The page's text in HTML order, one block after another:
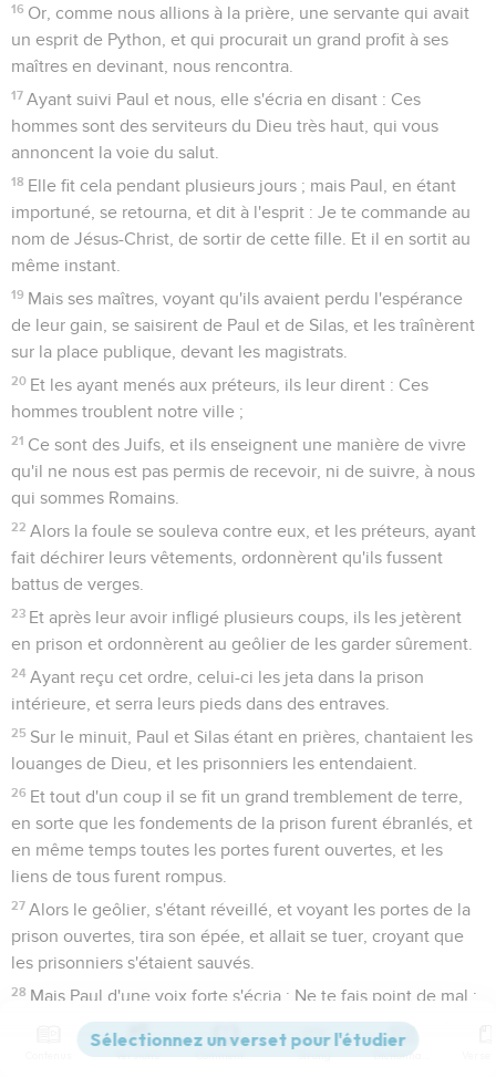
16 Or, comme nous allions à la prière, une servante qui avait
un esprit de Python, et qui procurait un grand profit à ses
maîtres en devinant, nous rencontra.
17 Ayant suivi Paul et nous, elle s'écria en disant : Ces
hommes sont des serviteurs du Dieu très haut, qui vous
annoncent la voie du salut.
18 Elle fit cela pendant plusieurs jours ; mais Paul, en étant
importuné, se retourna, et dit à l'esprit : Je te commande au
nom de Jésus-Christ, de sortir de cette fille. Et il en sortit au
même instant.
19 Mais ses maîtres, voyant qu'ils avaient perdu l'espérance
de leur gain, se saisirent de Paul et de Silas, et les traînèrent
sur la place publique, devant les magistrats.
20 Et les ayant menés aux préteurs, ils leur dirent : Ces
hommes troublent notre ville ;
21 Ce sont des Juifs, et ils enseignent une manière de vivre
qu'il ne nous est pas permis de recevoir, ni de suivre, à nous
qui sommes Romains.
22 Alors la foule se souleva contre eux, et les préteurs, ayant
fait déchirer leurs vêtements, ordonnèrent qu'ils fussent
battus de verges.
23 Et après leur avoir infligé plusieurs coups, ils les jetèrent
en prison et ordonnèrent au geôlier de les garder sûrement.
24 Ayant reçu cet ordre, celui-ci les jeta dans la prison
intérieure, et serra leurs pieds dans des entraves.
25 Sur le minuit, Paul et Silas étant en prières, chantaient les
louanges de Dieu, et les prisonniers les entendaient.
26 Et tout d'un coup il se fit un grand tremblement de terre,
en sorte que les fondements de la prison furent ébranlés, et
en même temps toutes les portes furent ouvertes, et les
liens de tous furent rompus.
27 Alors le geôlier, s'étant réveillé, et voyant les portes de la
prison ouvertes, tira son épée, et allait se tuer, croyant que
les prisonniers s'étaient sauvés.
28 Mais Paul d'une voix forte s'écria : Ne te fais point de mal ;
car nous sommes tous ici.
Alors le geôlier, ayant demandé de la lumière, entra
Versions Commentaires Strong